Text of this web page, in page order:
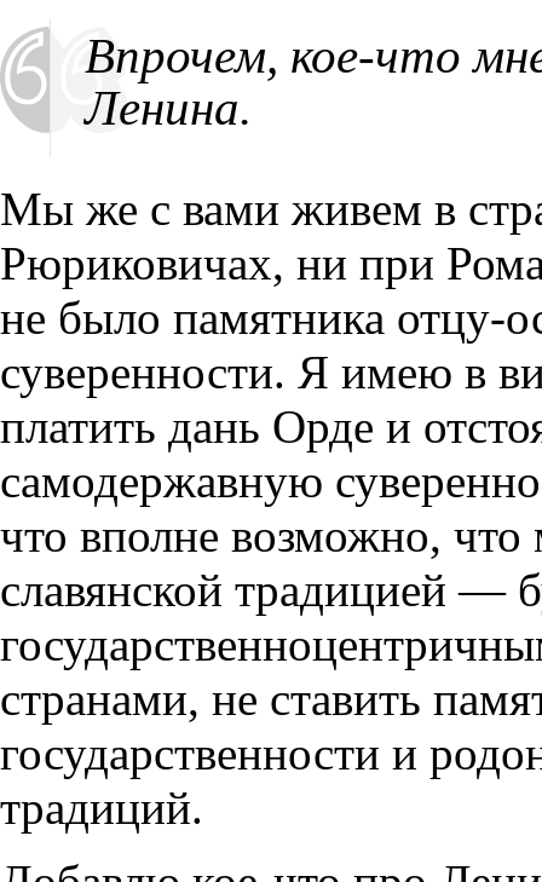
Впрочем, кое-что
Ленина.
Мы же с вами живем в
Рюриковичах, ни при
не было памятника отцу-
суверенности. Я имею в
платить дань Орде и
самодержавную
что вполне возможно,
славянской традицией —
странами, не ставить
государственности и
традиций.